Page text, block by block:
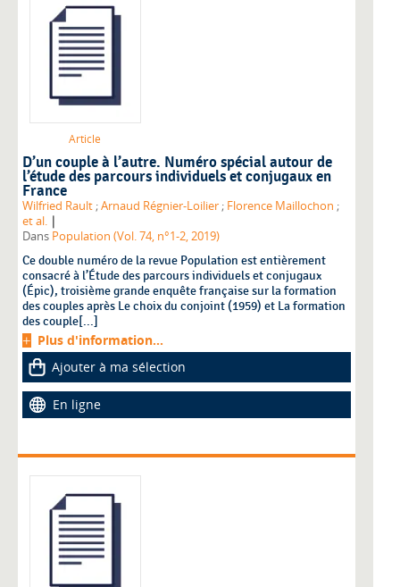
Article
D’un couple à l’autre. Numéro spécial autour de
l’étude des parcours individuels et conjugaux en
France
Wilfried Rault ;Arnaud Régnier-Loilier ; Florence Maillochon ;
et al. |
Dans Population (Vol. 74, n°1-2, 2019)
Ce double numéro de la revue Population est entièrement
consacré à l’Étude des parcours individuels et conjugaux
(Épic), troisième grande enquête française sur la formation
des couples après Le choix du conjoint (1959) et La formation
des couple[...]
Plus d'information...
Ajouter à ma sélection
En ligne